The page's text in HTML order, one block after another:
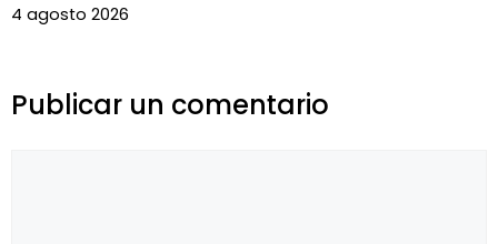
4 agosto 2026
Publicar un comentario